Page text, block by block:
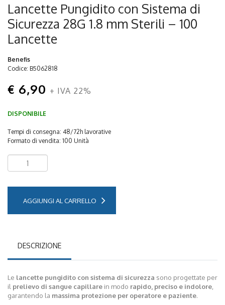
Lancette Pungidito con Sistema di
Sicurezza 28G 1.8 mm Sterili – 100
Lancette
Benefis
Codice: B5062818
€ 6,90 + IVA 22%
DISPONIBILE
Tempi di consegna: 48/72h lavorative
Formato di vendita: 100 Unità
AGGIUNGI AL CARRELLO
DESCRIZIONE
Le lancette pungidito con sistema di sicurezza sono progettate per
il prelievo di sangue capillare in modo rapido, preciso e indolore
garantendo la massima protezione per operatore e paziente.